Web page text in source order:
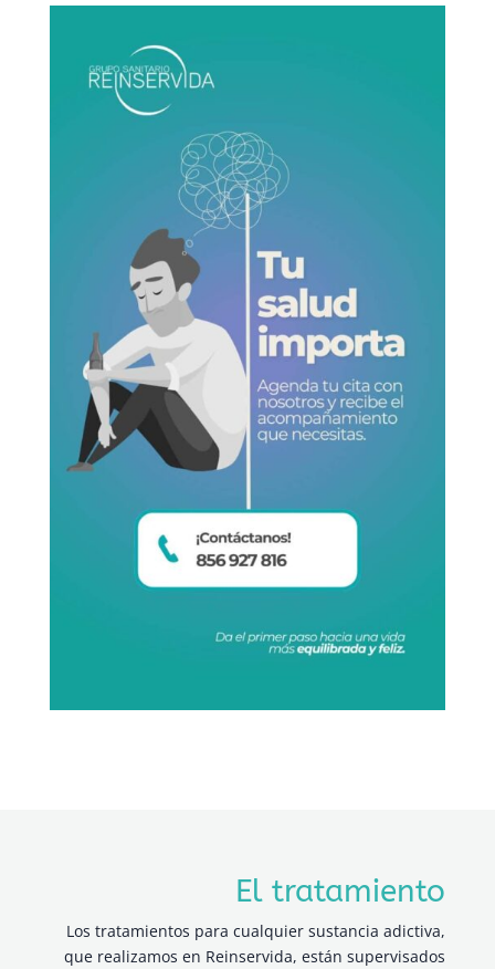
El tratamiento
Los tratamientos para cualquier sustancia adictiva,
que realizamos en Reinservida, están supervisados